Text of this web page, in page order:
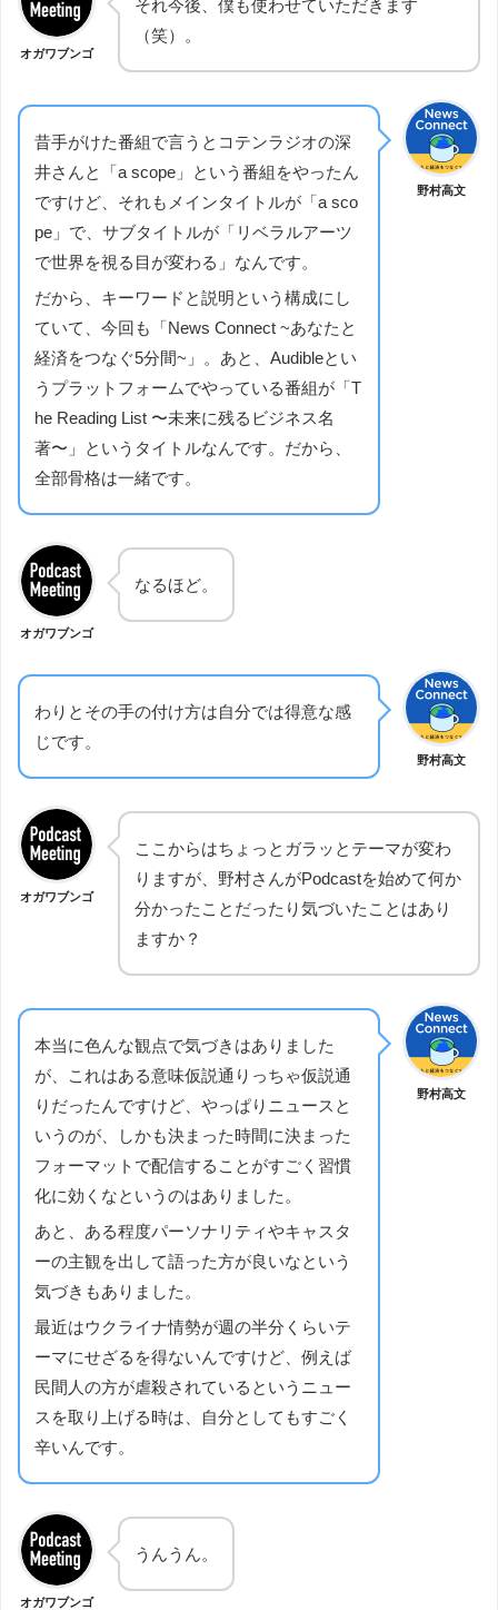
オガワブンゴ
それ今後、僕も使わせていただきます
（笑）。
野村高文
昔手がけた番組で言うとコテンラジオの深
井さんと「a scope」という番組をやったん
ですけど、それもメインタイトルが「a sco
pe」で、サブタイトルが「リベラルアーツ
で世界を視る目が変わる」なんです。
だから、キーワードと説明という構成にし
ていて、今回も「News Connect ~あなたと
経済をつなぐ5分間~」。あと、Audibleとい
うプラットフォームでやっている番組が「T
he Reading List 〜未来に残るビジネス名
著〜」というタイトルなんです。だから、
全部骨格は一緒です。
オガワブンゴ
なるほど。
野村高文
わりとその手の付け方は自分では得意な感
じです。
オガワブンゴ
ここからはちょっとガラッとテーマが変わ
りますが、野村さんがPodcastを始めて何か
分かったことだったり気づいたことはあり
ますか？
野村高文
本当に色んな観点で気づきはありました
が、これはある意味仮説通りっちゃ仮説通
りだったんですけど、やっぱりニュースと
いうのが、しかも決まった時間に決まった
フォーマットで配信することがすごく習慣
化に効くなというのはありました。
あと、ある程度パーソナリティやキャスタ
ーの主観を出して語った方が良いなという
気づきもありました。
最近はウクライナ情勢が週の半分くらいテ
ーマにせざるを得ないんですけど、例えば
民間人の方が虐殺されているというニュー
スを取り上げる時は、自分としてもすごく
辛いんです。
オガワブンゴ
うんうん。